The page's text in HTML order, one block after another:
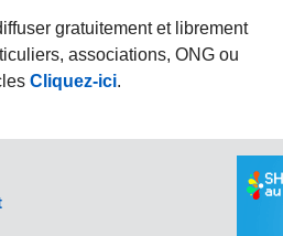
gratuitement et librement
associations, ONG ou
Cliquez-ici.